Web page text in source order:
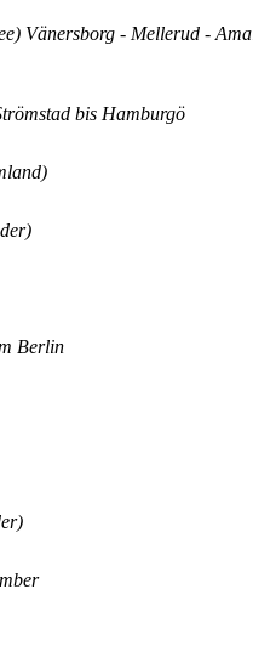
Vänersborg - Mellerud -
bis Hamburgö
Berlin